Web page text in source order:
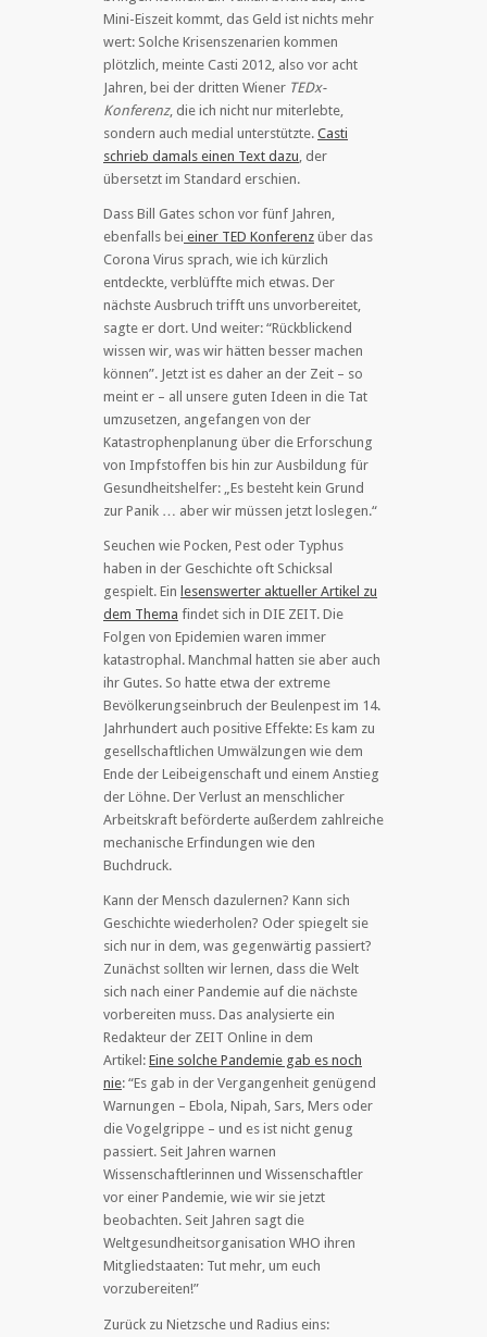
Mini-Eiszeit kommt, das Geld ist nichts mehr
wert: Solche Krisenszenarien kommen
plötzlich, meinte Casti 2012, also vor acht
Jahren, bei der dritten Wiener TEDx-
Konferenz, die ich nicht nur miterlebte,
sondern auch medial unterstützte. Casti
schrieb damals einen Text dazu, der
übersetzt im Standard erschien.
Dass Bill Gates schon vor fünf Jahren,
ebenfalls bei einer TED Konferenz über das
Corona Virus sprach, wie ich kürzlich
entdeckte, verblüffte mich etwas. Der
nächste Ausbruch trifft uns unvorbereitet,
sagte er dort. Und weiter: “Rückblickend
wissen wir, was wir hätten besser machen
können”. Jetzt ist es daher an der Zeit – so
meint er – all unsere guten Ideen in die Tat
umzusetzen, angefangen von der
Katastrophenplanung über die Erforschung
von Impfstoffen bis hin zur Ausbildung für
Gesundheitshelfer: „Es besteht kein Grund
zur Panik … aber wir müssen jetzt loslegen.“
Seuchen wie Pocken, Pest oder Typhus
haben in der Geschichte oft Schicksal
gespielt. Ein lesenswerter aktueller Artikel zu
dem Thema findet sich in DIE ZEIT. Die
Folgen von Epidemien waren immer
katastrophal. Manchmal hatten sie aber auch
ihr Gutes. So hatte etwa der extreme
Bevölkerungseinbruch der Beulenpest im 14.
Jahrhundert auch positive Effekte: Es kam zu
gesellschaftlichen Umwälzungen wie dem
Ende der Leibeigenschaft und einem Anstieg
der Löhne. Der Verlust an menschlicher
Arbeitskraft beförderte außerdem zahlreiche
mechanische Erfindungen wie den
Buchdruck.
Kann der Mensch dazulernen? Kann sich
Geschichte wiederholen? Oder spiegelt sie
sich nur in dem, was gegenwärtig passiert?
Zunächst sollten wir lernen, dass die Welt
sich nach einer Pandemie auf die nächste
vorbereiten muss. Das analysierte ein
Redakteur der ZEIT Online in dem
Artikel: Eine solche Pandemie gab es noch
nie: “Es gab in der Vergangenheit genügend
Warnungen – Ebola, Nipah, Sars, Mers oder
die Vogelgrippe – und es ist nicht genug
passiert. Seit Jahren warnen
Wissenschaftlerinnen und Wissenschaftler
vor einer Pandemie, wie wir sie jetzt
beobachten. Seit Jahren sagt die
Weltgesundheitsorganisation WHO ihren
Mitgliedstaaten: Tut mehr, um euch
vorzubereiten!”
Zurück zu Nietzsche und Radius eins: